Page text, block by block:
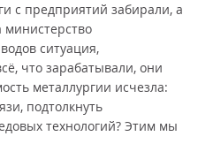
с предприятий забирали, а
министерство
ситуация,
что зарабатывали, они
металлургии исчезла:
подтолкнуть
технологий? Этим мы